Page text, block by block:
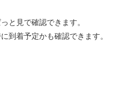
と見で確認できます。
到着予定かも確認できます。